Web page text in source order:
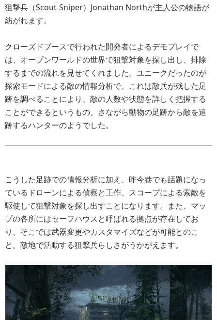
狙撃兵（Scout-Sniper）Jonathan Northが主人公の物語が
紡がれます。
クローズドブースで行われた開発者によるデモプレイで
は、オープンワールドの世界で狙撃対象を探し出し、排除
するまでの流れを見せてくれました。ユニークだったのが
探索モードによる敵の情報分析で、これは敵兵が残した足
跡を調べることにより、敵の人数や状態を詳しく把握する
ことができるというもの。さながら動物の足跡から敵を追
跡するハンターのようでした。
こうした足跡での情報分析に加え、昨今巷でも話題になっ
ているドローンによる偵察と工作、スコープによる索敵を
駆使して狙撃対象を探し出すことになります。また、マッ
プの各所にはセーフハウスと呼ばれる拠点が存在してお
り、そこでは武器変更やカスタマイズなどが可能とのこ
と。敵地で活動する狙撃兵らしさがうかがえます。